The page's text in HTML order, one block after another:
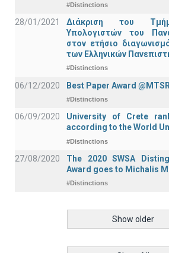
#Distinctions
28/01/2021
Διάκριση του
Υπολογιστών του
στον ετήσιο
των Ελληνικών
#Distinctions
06/12/2020 Best Paper Award
#Distinctions
06/09/2020
University of Crete
according to the World
#Distinctions
27/08/2020
The 2020 SWSA
Award goes to Michalis
#Distinctions
Show older